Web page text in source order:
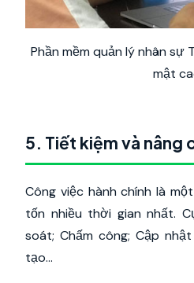
Phần mềm quản lý nhân sự
mật
5. Tiết kiệm và nâng
Công việc hành chính là
tốn nhiều thời gian nhất.
soát; Chấm công; Cập
tạo…